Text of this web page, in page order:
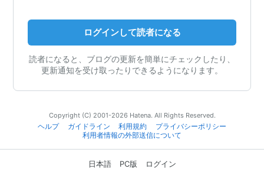
ログインして読者になる
読者になると、ブログの更新を簡単にチェックしたり、
更新通知を受け取ったりできるようになります。
Copyright (C) 2001-2026 Hatena. All Rights Reserved.
ヘルプ
ガイドライン 利用規約
プライバシーポリシー
利用者情報の外部送信について
日本語 PC版 ログイン